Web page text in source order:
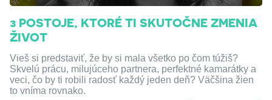
3 POSTOJE, KTORÉ TI SKUTOČNE ZMENIA
ŽIVOT
Vieš si predstaviť, že by si mala všetko po čom túžiš?
Skvelú prácu, milujúceho partnera, perfektné kamarátky a
veci, čo by ti robili radosť každý jeden deň? Väčšina žien
to vníma rovnako.